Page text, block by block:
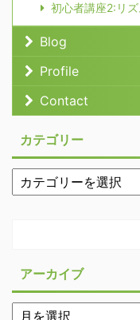
初心者講座2:リ
Blog
Profile
Contact
カテゴリー
アーカイブ